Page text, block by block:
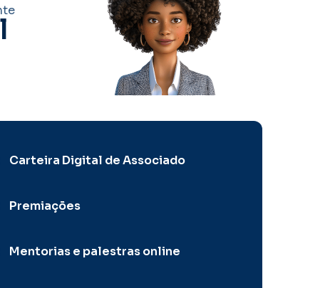
Carteira Digital de Associado
Premiações
Mentorias e palestras online